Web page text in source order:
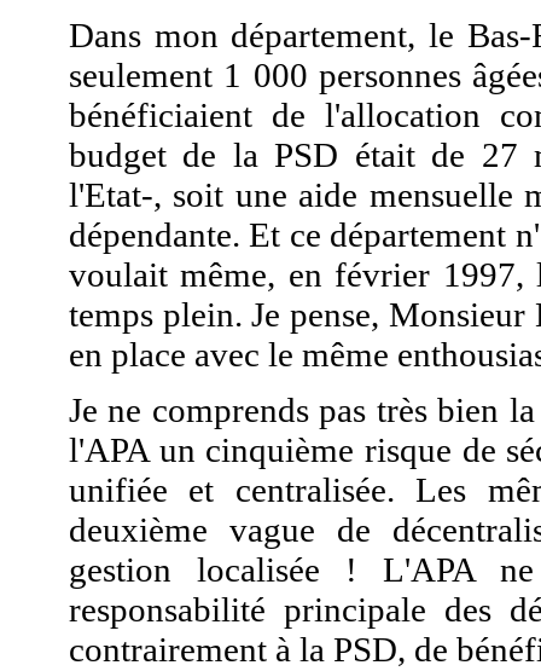
Dans mon département, le
seulement 1 000 personnes
bénéficiaient de l'allocation
budget de la PSD était de 27
l'Etat-, soit une aide mensuelle
dépendante. Et ce département
voulait même, en février 1997,
temps plein. Je pense,
en place avec le même
Je ne comprends pas très bien
l'APA un cinquième risque de
unifiée et centralisée. Les
deuxième vague de
gestion localisée ! L'APA
responsabilité principale des
contrairement à la PSD, de